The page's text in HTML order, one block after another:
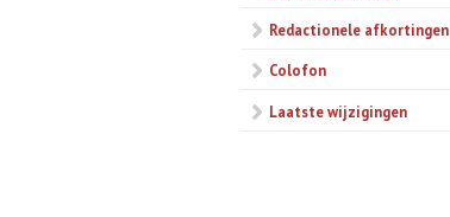
Redactionele afkortingen
Colofon
Laatste wijzigingen